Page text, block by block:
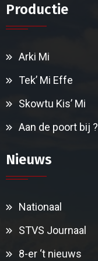
Productie
Arki Mi
Tek’ Mi Effe
Skowtu Kis’ Mi
Aan de poort bij ?
Nieuws
Nationaal
STVS Journaal
8-er ‘t nieuws